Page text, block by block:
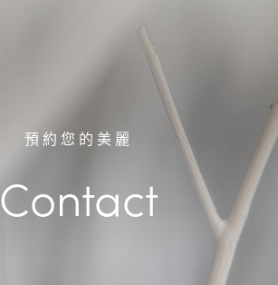
預約您的美麗
Contact